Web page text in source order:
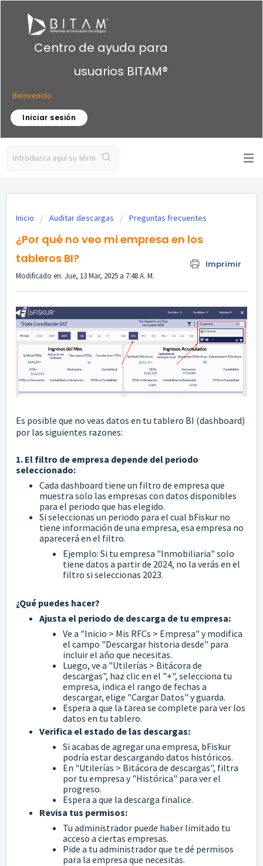
Centro de ayuda para
usuarios BITAM®
Bienvenido
Iniciar sesión
Inicio Auditar descargas Preguntas frecuentes
¿Por qué no veo mi empresa en los
tableros BI?
Imprimir
Modificado en: Jue, 13 Mar, 2025 a 7:48 A. M.
Es posible que no veas datos en tu tablero BI (dashboard)
por las siguientes razones:
1. El filtro de empresa depende del periodo
seleccionado:
Cada dashboard tiene un filtro de empresa que
muestra solo las empresas con datos disponibles
para el periodo que has elegido.
Si seleccionas un periodo para el cual bFiskur no
tiene información de una empresa, esa empresa no
aparecerá en el filtro.
Ejemplo: Si tu empresa "Inmobiliaria" solo
tiene datos a partir de 2024, no la verás en el
filtro si seleccionas 2023.
¿Qué puedes hacer?
Ajusta el periodo de descarga de tu empresa:
Ve a "Inicio > Mis RFCs > Empresa" y modifica
el campo "Descargar historia desde" para
incluir el año que necesitas.
Luego, ve a "Utilerías > Bitácora de
descargas", haz clic en el "+", selecciona tu
empresa, indica el rango de fechas a
descargar, elige "Cargar Datos" y guarda.
Espera a que la tarea se complete para ver los
datos en tu tablero.
Verifica el estado de las descargas:
Si acabas de agregar una empresa, bFiskur
podría estar descargando datos históricos.
En "Utilerías > Bitácora de descargas", filtra
por tu empresa y "Histórica" para ver el
progreso.
Espera a que la descarga finalice.
Revisa tus permisos:
Tu administrador puede haber limitado tu
acceso a ciertas empresas.
Pide a tu administrador que te dé permisos
para la empresa que necesitas.